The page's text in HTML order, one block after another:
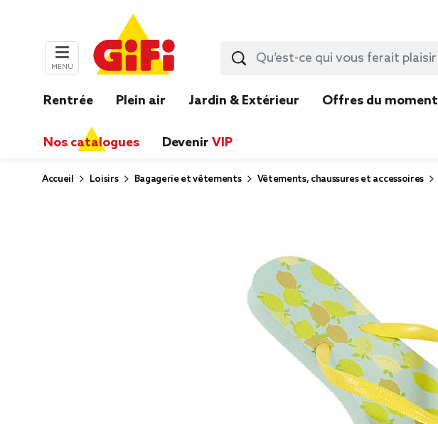
MENU
Rentrée Plein air Jardin & Extérieur Offres du moment
Nos catalogues Devenir VIP
Accueil Loisirs Bagagerie et vêtements Vêtements, chaussures et accessoires